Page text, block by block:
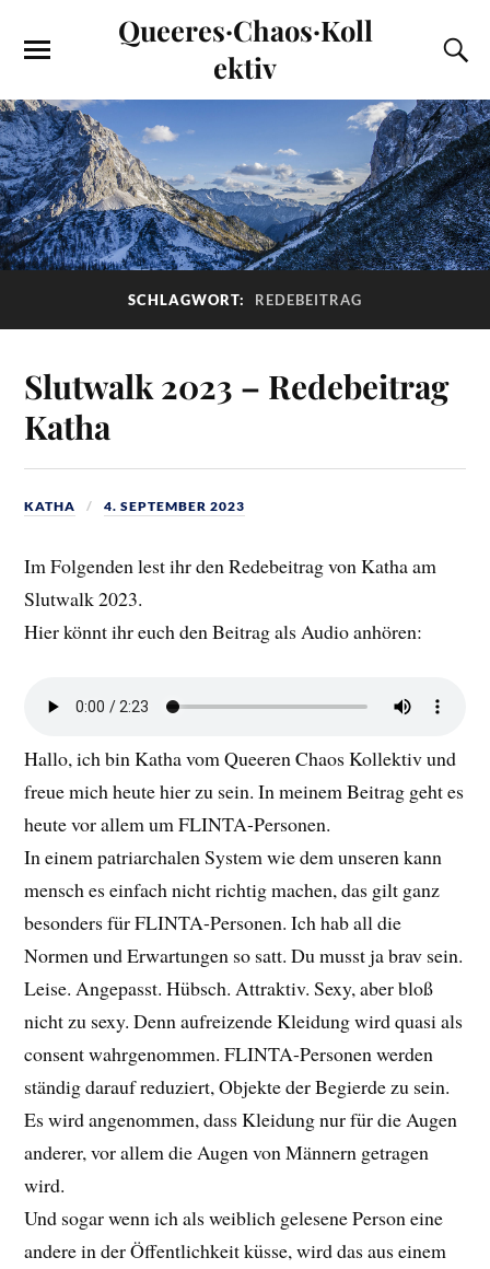
Queeres·Chaos·Koll
ektiv
SCHLAGWORT: REDEBEITRAG
Slutwalk 2023 – Redebeitrag
Katha
KATHA 4. SEPTEMBER 2023
Im Folgenden lest ihr den Redebeitrag von Katha am
Slutwalk 2023.
Hier könnt ihr euch den Beitrag als Audio anhören:
Hallo, ich bin Katha vom Queeren Chaos Kollektiv und
freue mich heute hier zu sein. In meinem Beitrag geht es
heute vor allem um FLINTA-Personen.
In einem patriarchalen System wie dem unseren kann
mensch es einfach nicht richtig machen, das gilt ganz
besonders für FLINTA-Personen. Ich hab all die
Normen und Erwartungen so satt. Du musst ja brav sein.
Leise. Angepasst. Hübsch. Attraktiv. Sexy, aber bloß
nicht zu sexy. Denn aufreizende Kleidung wird quasi als
consent wahrgenommen. FLINTA-Personen werden
ständig darauf reduziert, Objekte der Begierde zu sein.
Es wird angenommen, dass Kleidung nur für die Augen
anderer, vor allem die Augen von Männern getragen
wird.
Und sogar wenn ich als weiblich gelesene Person eine
andere in der Öffentlichkeit küsse, wird das aus einem